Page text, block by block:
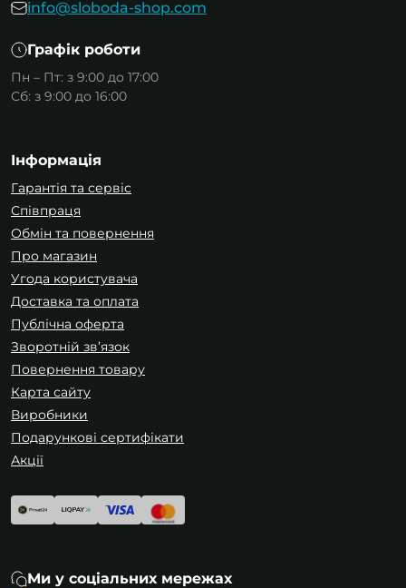
info@sloboda-shop.com
Графік роботи
Пн – Пт: з 9:00 до 17:00
Сб: з 9:00 до 16:00
Інформація
Гарантія та сервіс
Співпраця
Обмін та повернення
Про магазин
Угода користувача
Доставка та оплата
Публічна оферта
Зворотній зв’язок
Повернення товару
Карта сайту
Виробники
Подарункові сертифікати
Акції
Ми у соціальних мережах